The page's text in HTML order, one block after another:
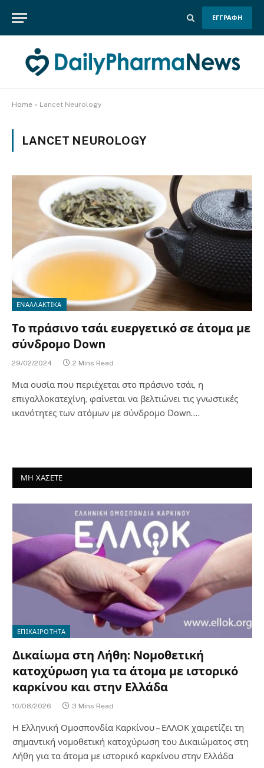
ΕΓΓΡΑΦΗ
Home » Lancet Neurology
LANCET NEUROLOGY
ΕΝΑΛΛΑΚΤΙΚΑ
Το πράσινο τσάι ευεργετικό σε άτομα με
σύνδρομο Down
29/02/2024 2 Mins Read
Μια ουσία που περιέχεται στο πράσινο τσάι, η
επιγαλλοκατεχίνη, φαίνεται να βελτιώνει τις γνωστικές
ικανότητες των ατόμων με σύνδρομο Down.…
ΜΗ ΧΑΣΕΤΕ
ΕΠΙΚΑΙΡΟΤΗΤΑ
Δικαίωμα στη Λήθη: Νομοθετική
κατοχύρωση για τα άτομα με ιστορικό
καρκίνου και στην Ελλάδα
10/08/2026 3 Mins Read
Η Ελληνική Ομοσπονδία Καρκίνου – ΕΛΛΟΚ χαιρετίζει τη
σημαντική νομοθετική κατοχύρωση του Δικαιώματος στη
Λήθη για τα άτομα με ιστορικό καρκίνου στην Ελλάδα